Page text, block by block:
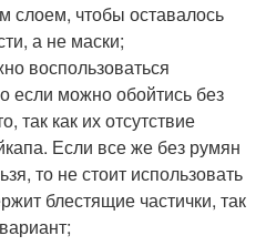
слоем, чтобы оставалось
а не маски;
воспользоваться
если можно обойтись без
так как их отсутствие
Если все же без румян
то не стоит использовать
блестящие частички, так